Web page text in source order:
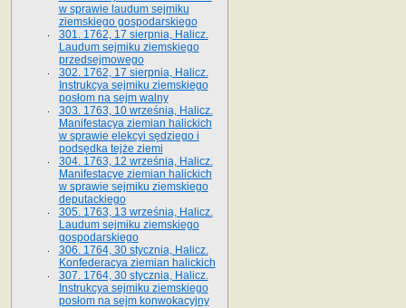
w sprawie laudum sejmiku
ziemskiego gospodarskiego
301. 1762, 17 sierpnia, Halicz.
Laudum sejmiku ziemskiego
przedsejmowego
302. 1762, 17 sierpnia, Halicz.
Instrukcya sejmiku ziemskiego
posłom na sejm walny
303. 1763, 10 września, Halicz.
Manifestacya ziemian halickich
w sprawie elekcyi sędziego i
podsędka tejże ziemi
304. 1763, 12 września, Halicz.
Manifestacye ziemian halickich
w sprawie sejmiku ziemskiego
deputackiego
305. 1763, 13 września, Halicz.
Laudum sejmiku ziemskiego
gospodarskiego
306. 1764, 30 stycznia, Halicz.
Konfederacya ziemian halickich
307. 1764, 30 stycznia, Halicz.
Instrukcya sejmiku ziemskiego
posłom na sejm konwokacyjny